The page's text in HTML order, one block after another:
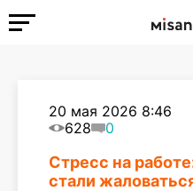
20 мая 2026 8:46
628
0
Стресс на
стали